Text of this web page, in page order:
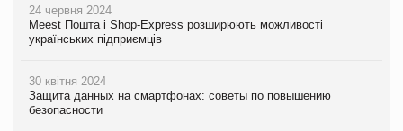
24 червня 2024
Meest Пошта і Shop-Express розширюють можливості
українських підприємців
30 квітня 2024
Защита данных на смартфонах: советы по повышению
безопасности